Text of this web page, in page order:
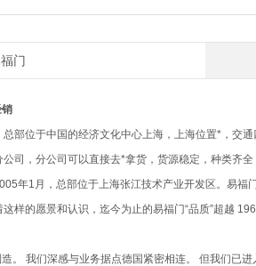
门
部位于中国的经济文化中心上海，上海位置*，交
司，分公司可以直接去*拿货，货源稳定，种类齐
年1月，总部位于上海张江技术产业开发区。易
样的愿景和认识，迄今为止的易福门“品质”超越
。 我们深感与业务据点德国紧密相连。 但我们已